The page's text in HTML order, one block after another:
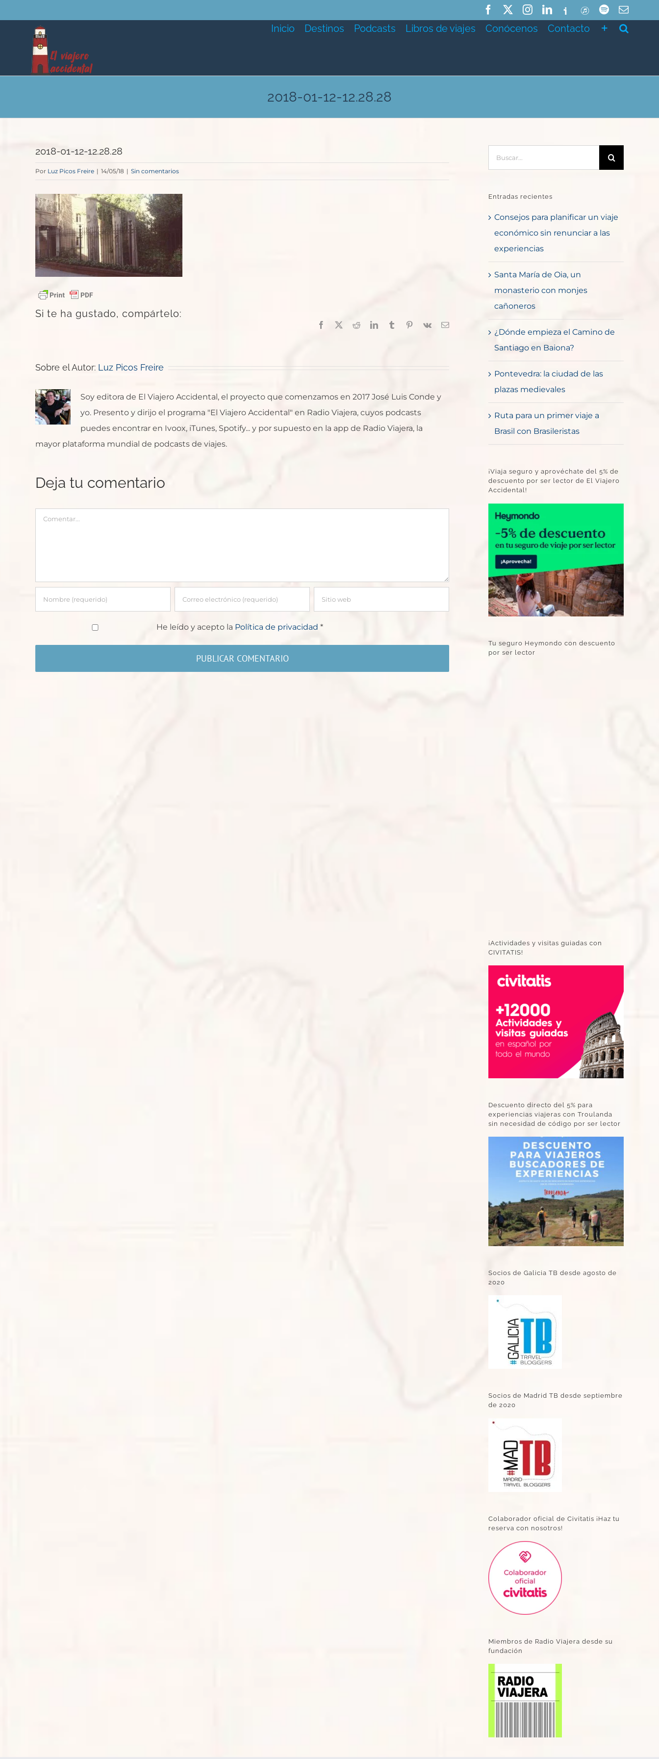
al
contenido
FacebookInstagramLinkedIn
IvooxITunesSpotifyCorreo
Inicio Destinos Podcasts Libros de viajes Conócenos Contacto
2018-01-12-12.28.28
2018-01-12-12.28.28
Por Luz Picos Freire | 14/05/18 | Sin comentarios
Si te ha gustado, compártelo:
Facebook RedditLinkedInTumblr Pinterest
Vk
Correo
Sobre el Autor: Luz Picos Freire
Soy editora de El Viajero Accidental, el proyecto que comenzamos en 2017 José Luis Conde y
yo. Presento y dirijo el programa "El Viajero Accidental" en Radio Viajera, cuyos podcasts
puedes encontrar en Ivoox, iTunes, Spotify... y por supuesto en la app de Radio Viajera, la
mayor plataforma mundial de podcasts de viajes.
Deja tu comentario
Comentar
He leído y acepto la Política de privacidad*
Entradas recientes
Consejos para planificar un viaje
económico sin renunciar a las
experiencias
Santa María de Oia, un
monasterio con monjes
cañoneros
¿Dónde empieza el Camino de
Santiago en Baiona?
Pontevedra: la ciudad de las
plazas medievales
Ruta para un primer viaje a
Brasil con Brasileristas
¡Viaja seguro y aprovéchate del 5% de
descuento por ser lector de El Viajero
Accidental!
Tu seguro Heymondo con descuento
por ser lector
¡Actividades y visitas guiadas con
CIVITATIS!
Descuento directo del 5% para
experiencias viajeras con Troulanda
sin necesidad de código por ser lector
Socios de Galicia TB desde agosto de
2020
Socios de Madrid TB desde septiembre
de 2020
Colaborador oficial de Civitatis ¡Haz tu
reserva con nosotros!
Miembros de Radio Viajera desde su
fundación